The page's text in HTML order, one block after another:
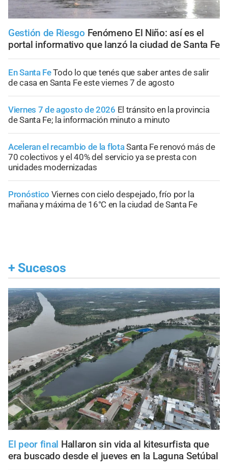
Gestión de Riesgo Fenómeno El Niño: así es el
portal informativo que lanzó la ciudad de Santa Fe
En Santa FeTodo lo que tenés que saber antes de salir
de casa en Santa Fe este viernes 7 de agosto
Viernes 7 de agosto de 2026 El tránsito en la provincia
de Santa Fe; la información minuto a minuto
Aceleran el recambio de la flotaSanta Fe renovó más de
70 colectivos y el 40% del servicio ya se presta con
unidades modernizadas
Pronóstico Viernes con cielo despejado, frío por la
mañana y máxima de 16°C en la ciudad de Santa Fe
+ Sucesos
El peor final Hallaron sin vida al kitesurfista que
era buscado desde el jueves en la Laguna Setúbal